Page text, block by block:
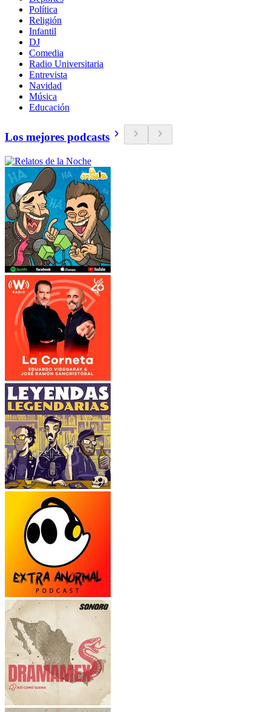
Política
Religión
Infantil
DJ
Comedia
Radio Universitaria
Entrevista
Navidad
Música
Educación
Los mejores podcasts